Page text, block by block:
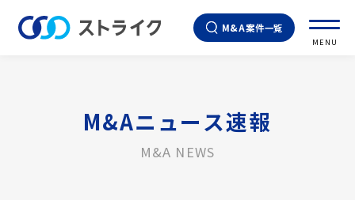
M&A案件一覧
MENU
M&Aニュース速報
M&A NEWS